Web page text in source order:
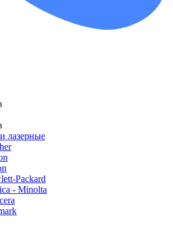
лазерные
Packard
- Minolta